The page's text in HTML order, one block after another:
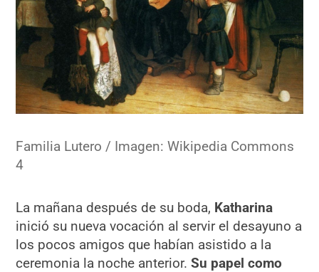
Familia Lutero / Imagen: Wikipedia Commons
4
La mañana después de su boda, Katharina
inició su nueva vocación al servir el desayuno a
los pocos amigos que habían asistido a la
ceremonia la noche anterior.Su papel como